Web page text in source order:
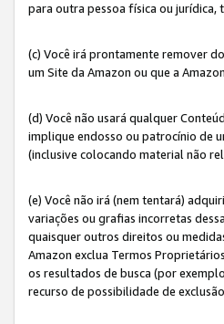
para outra pessoa física ou jurídica,
(c) Você irá prontamente remover
um Site da Amazon ou que a
(d) Você não usará qualquer
implique endosso ou patrocínio de
(inclusive colocando material não
(e) Você não irá (nem tentará)
variações ou grafias incorretas
quaisquer outros direitos ou
Amazon exclua Termos
os resultados de busca (por
recurso de possibilidade de